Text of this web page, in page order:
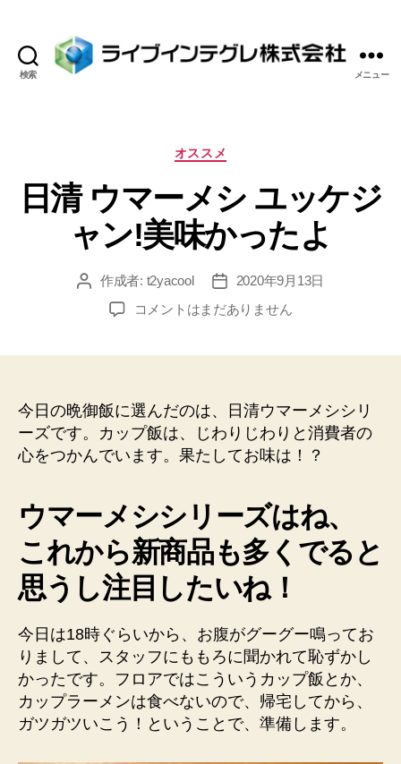
検索
イ
テ
グ
レ
株
会
社
メニュー
カ
ゴ
リ
ー
オススメ
日清 ウマーメシ ユッケジ
ャン!美味かったよ
投 作成者: t2yacool
投
稿
2020年9月13日
日
メ
シ
ユ
ッ
ジ
ャ
ン!
美
味
か
た
よ
へ
の
コメントはまだありません
今日の晩御飯に選んだのは、日清ウマーメシシリ
ーズです。カップ飯は、じわりじわりと消費者の
心をつかんでいます。果たしてお味は！？
ウマーメシシリーズはね、
これから新商品も多くでると
思うし注目したいね！
今日は18時ぐらいから、お腹がグーグー鳴ってお
りまして、スタッフにももろに聞かれて恥ずかし
かったです。フロアではこういうカップ飯とか、
カップラーメンは食べないので、帰宅してから、
ガツガツいこう！ということで、準備します。